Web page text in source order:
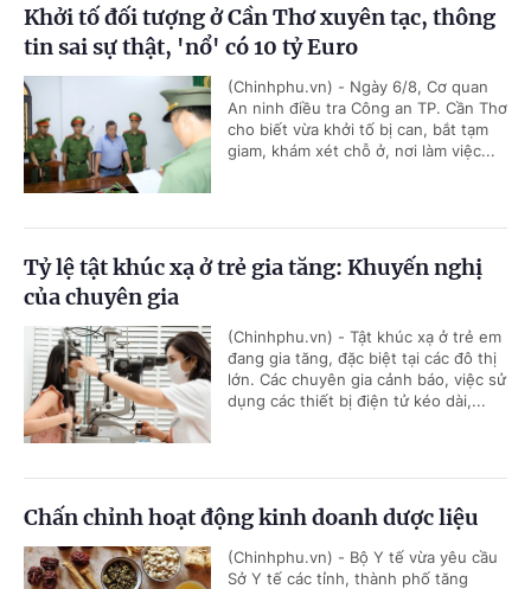
Khởi tố đối tượng ở Cần Thơ xuyên tạc, thông
tin sai sự thật, 'nổ' có 10 tỷ Euro
(Chinhphu.vn) - Ngày 6/8, Cơ quan
An ninh điều tra Công an TP. Cần Thơ
cho biết vừa khởi tố bị can, bắt tạm
giam, khám xét chỗ ở, nơi làm việc...
Tỷ lệ tật khúc xạ ở trẻ gia tăng: Khuyến nghị
của chuyên gia
(Chinhphu.vn) - Tật khúc xạ ở trẻ em
đang gia tăng, đặc biệt tại các đô thị
lớn. Các chuyên gia cảnh báo, việc sử
dụng các thiết bị điện tử kéo dài,...
Chấn chỉnh hoạt động kinh doanh dược liệu
(Chinhphu.vn) - Bộ Y tế vừa yêu cầu
Sở Y tế các tỉnh, thành phố tăng